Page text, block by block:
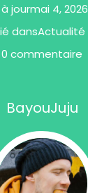
jourmai 4, 2026
dansActualité
0 commentaire
BayouJuju